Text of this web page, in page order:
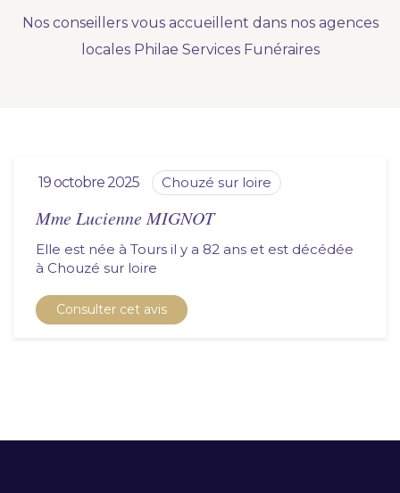
Nos produits en marbrerie
Nos conseillers vous accueillent dans nos agences
locales Philae Services Funéraires
19 octobre 2025 chouzé sur loire
Mme Lucienne MIGNOT
Elle est née à Tours il y a 82 ans et est décédée
à
chouzé sur loire
Consulter cet avis